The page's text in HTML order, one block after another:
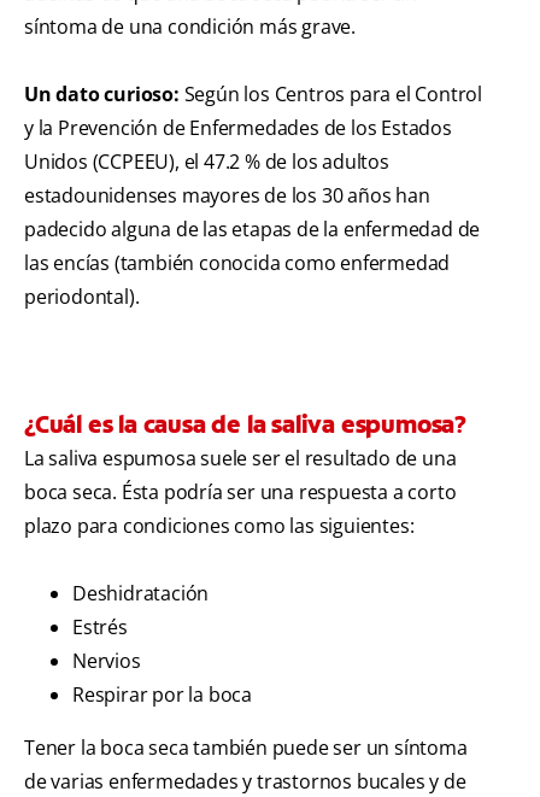
síntoma de una condición más grave.
Un dato curioso: Según los Centros para el Control
y la Prevención de Enfermedades de los Estados
Unidos (CCPEEU), el 47.2 % de los adultos
estadounidenses mayores de los 30 años han
padecido alguna de las etapas de la enfermedad de
las encías (también conocida como enfermedad
periodontal).
¿Cuál es la causa de la saliva espumosa?
La saliva espumosa suele ser el resultado de una
boca seca. Ésta podría ser una respuesta a corto
plazo para condiciones como las siguientes:
Deshidratación
Estrés
Nervios
Respirar por la boca
Tener la boca seca también puede ser un síntoma
de varias enfermedades y trastornos bucales y de